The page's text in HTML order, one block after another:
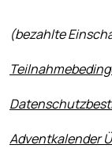
(bezahlte
Adventkalender